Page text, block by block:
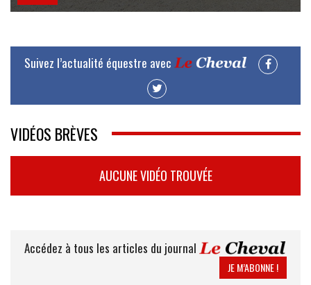
Suivez l’actualité équestre avec
VIDÉOS BRÈVES
AUCUNE VIDÉO TROUVÉE
Accédez à tous les articles du journal
JE M’ABONNE !